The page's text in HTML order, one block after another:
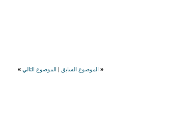
« الموضوع السابق الموضوع التالي »